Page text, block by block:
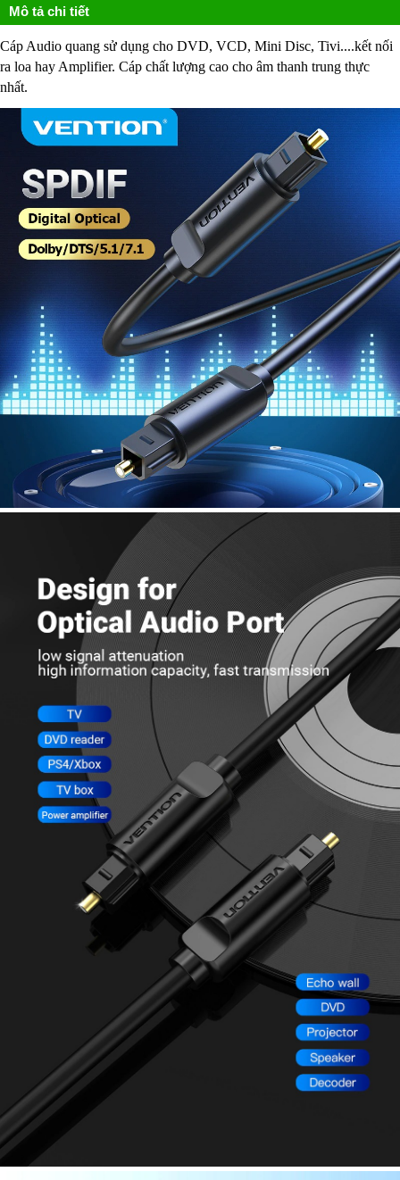
Mô tả chi tiết
Cáp Audio quang sử dụng cho DVD, VCD, Mini Disc, Tivi....kết nối
ra loa hay Amplifier. Cáp chất lượng cao cho âm thanh trung thực
nhất.